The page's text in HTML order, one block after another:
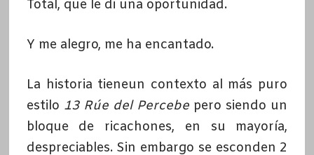
Total, que le di una oportunidad.
Y me alegro, me ha encantado.
La historia tieneun contexto al más puro
estilo 13 Rúe del Percebe pero siendo un
bloque de ricachones, en su mayoría,
despreciables. Sin embargo se esconden 2